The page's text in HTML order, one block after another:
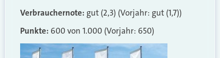
Verbrauchernote: gut (2,3) (Vorjahr: gut (1,7))
Punkte: 600 von 1.000 (Vorjahr: 650)